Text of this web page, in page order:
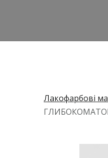
Лакофарбові